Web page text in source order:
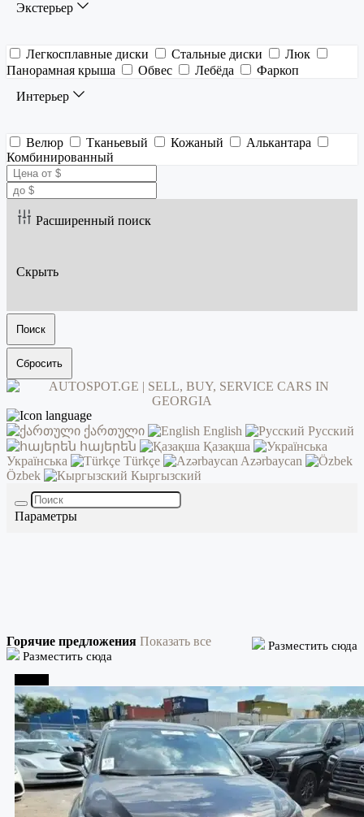
Экстерьер
Легкосплавные диски Стальные диски
Люк
Панорамная крыша
Обвес Лебёда
Фаркоп
Интерьер
Велюр Тканьевый Кожаный
Алькантара
Комбинированный
Расширенный поиск
Скрыть
Поиск
Сбросить
ქართული English
Русский
հայերեն
Қазақша
Українська
Türkçe
Azərbaycan
Özbek
Кыргызский
Параметры
Горячие предложения Показать все
Разместить сюда
Разместить сюда